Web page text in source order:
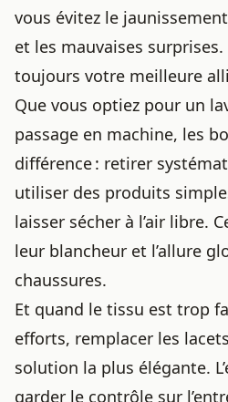
vous évitez le
et les mauvaises
toujours votre meilleure
Que vous optiez pour un
passage en machine, les
différence : retirer
utiliser des produits
laisser sécher à l’air libre.
leur blancheur et l’allure
chaussures.
Et quand le tissu est trop
efforts, remplacer les
solution la plus élégante.
garder le contrôle sur